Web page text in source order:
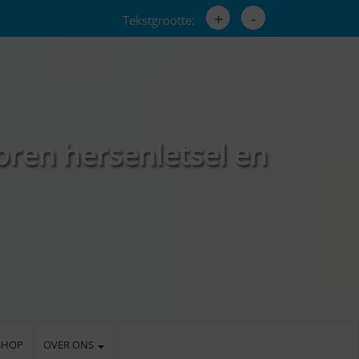
Tekstgrootte: + -
hersenletsel en
OVER ONS